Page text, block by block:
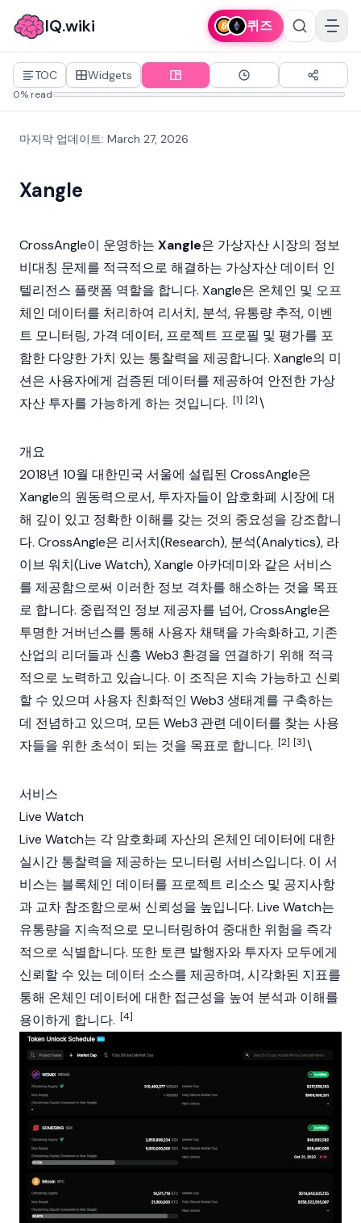
IQ.wiki 퀴즈
TOC Widgets
0% read
마지막 업데이트: March 27, 2026
Xangle
CrossAngle이 운영하는 Xangle은 가상자산시장의 정보
비대칭 문제를 적극적으로 해결하는 가상자산 데이터 인
텔리전스 플랫폼 역할을 합니다. Xangle은 온체인 및 오프
체인 데이터를 처리하여 리서치, 분석, 유통량 추적, 이벤
트 모니터링, 가격 데이터, 프로젝트 프로필 및 평가를 포
함한 다양한 가치 있는 통찰력을 제공합니다. Xangle의 미
션은 사용자에게 검증된 데이터를 제공하여 안전한 가상
자산 투자를 가능하게 하는 것입니다. [1] [2]\
개요
2018년 10월 대한민국 서울에 설립된 CrossAngle은
Xangle의 원동력으로서, 투자자들이 암호화폐 시장에 대
해 깊이 있고 정확한 이해를 갖는 것의 중요성을 강조합니
다. CrossAngle은 리서치(Research), 분석(Analytics), 라
이브 워치(Live Watch), Xangle 아카데미와 같은 서비스
를 제공함으로써 이러한 정보 격차를 해소하는 것을 목표
로 합니다. 중립적인 정보 제공자를 넘어, CrossAngle은
투명한 거버넌스를 통해 사용자 채택을 가속화하고, 기존
산업의 리더들과 신흥 Web3 환경을 연결하기 위해 적극
적으로 노력하고 있습니다. 이 조직은 지속 가능하고 신뢰
할 수 있으며 사용자 친화적인 Web3 생태계를 구축하는
데 전념하고 있으며, 모든 Web3 관련 데이터를 찾는 사용
자들을 위한 초석이 되는 것을 목표로 합니다. [2] [3]\
서비스
Live Watch
Live Watch는 각 암호화폐 자산의 온체인 데이터에 대한
실시간 통찰력을 제공하는 모니터링 서비스입니다. 이 서
비스는 블록체인 데이터를 프로젝트 리소스 및 공지사항
과 교차 참조함으로써 신뢰성을 높입니다. Live Watch는
유통량을 지속적으로 모니터링하여 중대한 위험을 즉각
적으로 식별합니다. 또한 토큰 발행자와 투자자 모두에게
신뢰할 수 있는 데이터 소스를 제공하며, 시각화된 지표를
통해 온체인 데이터에 대한 접근성을 높여 분석과 이해를
용이하게 합니다. [4]